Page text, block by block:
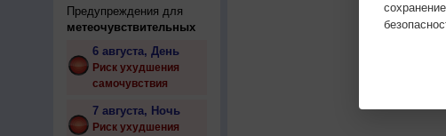
Предупреждения для
метеочувствительных
6 августа, День
Риск ухудшения
самочувствия
7 августа, Ночь
Риск ухудшения